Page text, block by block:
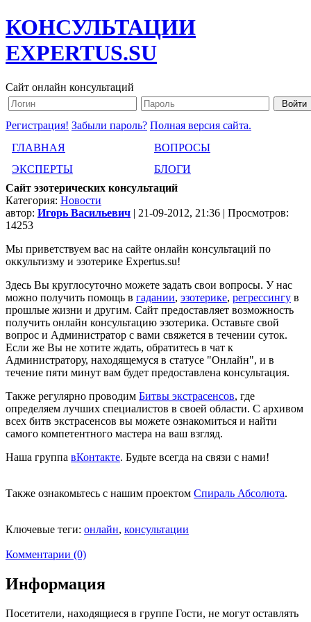
КОНСУЛЬТАЦИИ
EXPERTUS.SU
Сайт онлайн консультаций
Регистрация! Забыли пароль? Полная версия сайта.
ГЛАВНАЯ
ВОПРОСЫ
ЭКСПЕРТЫ
БЛОГИ
Сайт эзотерических консультаций
Категория: Новости
автор: Игорь Васильевич | 21-09-2012, 21:36 | Просмотров:
14253
Мы приветствуем вас на сайте онлайн консультаций по
оккультизму и эзотерике Expertus.su!
Здесь Вы круглосуточно можете задать свои вопросы. У нас
можно получить помощь в гадании, эзотерике, регрессингу в
прошлые жизни и другим. Сайт предоставляет возможность
получить онлайн консультацию эзотерика. Оставьте свой
вопрос и Администратор с вами свяжется в течении суток.
Если же Вы не хотите ждать, обратитесь в чат к
Администратору, находящемуся в статусе "Онлайн", и в
течение пяти минут вам будет предоставлена консультация.
Также регулярно проводим Битвы экстрасенсов, где
определяем лучших специалистов в своей области. С архивом
всех битв экстрасенсов вы можете ознакомиться и найти
самого компетентного мастера на ваш взгляд.
Наша группа вКонтакте. Будьте всегда на связи с нами!
Также ознакомьтесь с нашим проектом Спираль Абсолюта.
Ключевые теги: онлайн, консультации
Комментарии (0)
Информация
Посетители, находящиеся в группе Гости, не могут оставлять